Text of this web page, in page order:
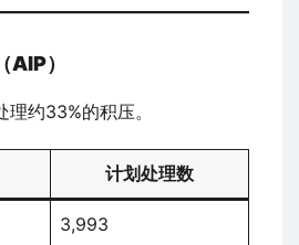
AIP）
约33%的积压。
计划处理数
3,993